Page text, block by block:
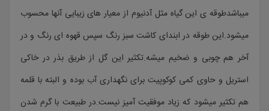
میباشدطوقه ی این گیاه مثل آدنیوم از معیار های زیبایی آنها محسوب
میشود.این طوقه در ابندای کاشت سبز رنگ سپس قهوه ای رنگ و در
آخر هم چوبی و ضخیم میشه.تکثیر این گل از طریق بذر در خاکی
استریل و حاوی کمی کوکوپیت برای نگهداری آب بوده و البته با قلمه
هم تکثیر میشود که زیاد موفقیت آمیز نیست.در طبیعت با گرم شدن